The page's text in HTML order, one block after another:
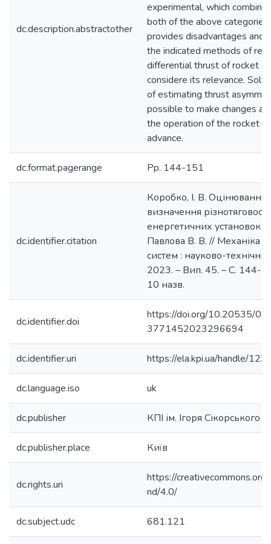
dc.description.abstractother
experimental, which
both of the above
provides disadvantages and
the indicated methods of
differential thrust of rocket
considere its relevance.
of estimating thrust
possible to make changes
the operation of the rocket
advance.
dc.format.pagerange Pp. 144-151
dc.identifier.citation
Коробко, І. В. Оцінювання
визначення
енергетичних установок /
Павлова В. В. // Механіка
систем : науково-
2023. – Вип. 45. – С. 144-
10 назв.
dc.identifier.doi
https://doi.org/10.20535/
3771452023296694
dc.identifier.uri https://ela.kpi.ua/handle/
dc.language.iso uk
dc.publisher КПІ ім. Ігоря Сікорського
dc.publisher.place Київ
dc.rights.uri
https://
nd/4.0/
dc.subject.udc 681.121